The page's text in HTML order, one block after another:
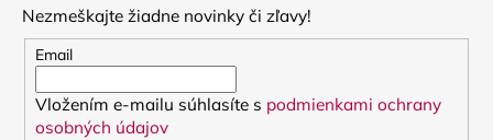
Nezmeškajte žiadne novinky či zľavy!
Email
Vložením e-mailu súhlasíte s podmienkami ochrany
osobných údajov